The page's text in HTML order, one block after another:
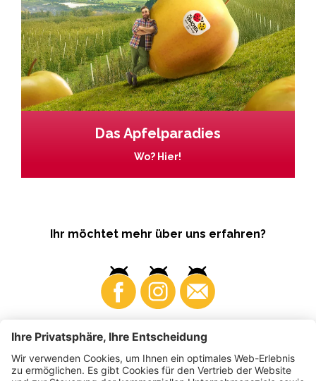
Das Apfelparadies
Wo? Hier!
Ihr möchtet mehr über uns erfahren?
Business Produzenten